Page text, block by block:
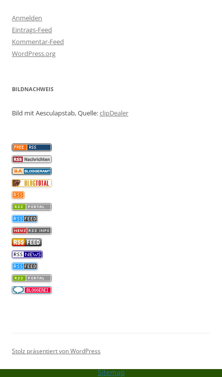
Anmelden
Eintrags-Feed
Kommentar-Feed
WordPress.org
BILDNACHWEIS
Bild mit Aesculapstab, Quelle:clipDealer
Stolz präsentiert von WordPress
Sitemap